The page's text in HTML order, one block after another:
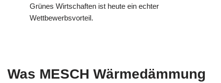
Grünes Wirtschaften ist heute ein echter
Wettbewerbsvorteil.
Was MESCH Wärmedämmung